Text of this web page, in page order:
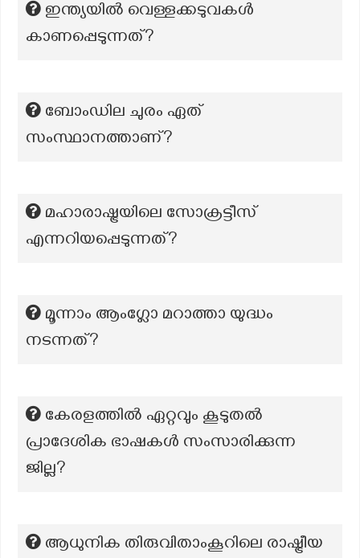
ഇന്ത്യയിൽ വെള്ളക്കടുവകൾ
കാണപ്പെടുന്നത്?
ബോംഡില ചുരം ഏത്
സംസ്ഥാനത്താണ്?
മഹാരാഷ്ട്രയിലെ സോക്രട്ടീസ്
എന്നറിയപ്പെടുന്നത്?
മൂന്നാം ആംഗ്ലോ മറാത്താ യുദ്ധം
നടന്നത്?
കേരളത്തിൽ ഏറ്റവും കൂടുതൽ
പ്രാദേശിക ഭാഷകൾ സംസാരിക്കുന്ന
ജില്ല?
ആധുനിക തിരുവിതാംകൂറിലെ രാഷ്ട്രീയ